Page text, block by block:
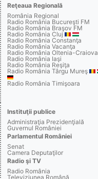
Reţeaua Regională
România Regional
Radio România Bucureşti FM
Radio România Braşov FM
Radio România Cluj
Radio România Constanţa
Radio România Vacanţa
Radio România Oltenia-Craiova
Radio România Iaşi
Radio România Reşiţa
Radio România Târgu Mureş
Radio România Timişoara
Instituţii publice
Administraţia Prezidenţială
Guvernul României
Parlamentul României
Senat
Camera Deputaţilor
Radio şi TV
Radio România
Televiziunea Română